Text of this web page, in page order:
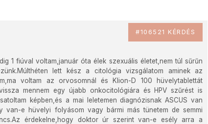
#106521 KÉRDÉS
1 fiúval voltam,január óta élek szexuális életet,nem túl sűrűn
lett kész a citológia vizsgálatom aminek az
voltam az orvosomnál és Klion-D 100 hüvelytablettát
mennem egy újabb onkocitológiára és HPV szűrést is
képben,és a mai leletemen diagnózisnak ASCUS van
van-e hüvelyi folyásom vagy bármi más tünetem de semmi
érdekelne,hogy doktor úr szerint van-e esély arra a